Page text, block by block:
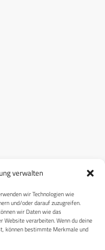
verwalten
wir Technologien wie
und/oder darauf zuzugreifen.
wir Daten wie das
Website verarbeiten. Wenn du deine
können bestimmte Merkmale und